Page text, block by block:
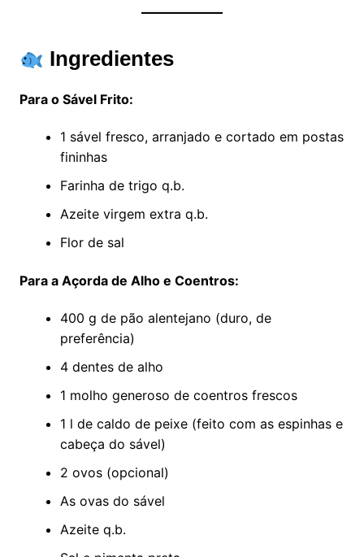
Ingredientes
Para o Sável Frito:
1 sável fresco, arranjado e cortado em postas
fininhas
Farinha de trigo q.b.
Azeite virgem extra q.b.
Flor de sal
Para a Açorda de Alho e Coentros:
400 g de pão alentejano (duro, de
preferência)
4 dentes de alho
1 molho generoso de coentros frescos
1 l de caldo de peixe (feito com as espinhas e
cabeça do sável)
2 ovos (opcional)
As ovas do sável
Azeite q.b.